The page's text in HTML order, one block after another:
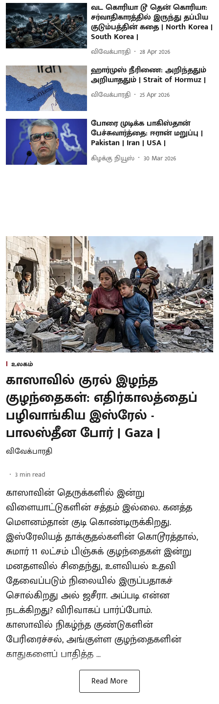
வட கொரியா டூ தென் கொரியா:
சர்வாதிகாரத்தில் இருந்து தப்பிய
குடும்பத்தின் கதை | North Korea |
South Korea |
விவேக்பாரதி 28 Apr 2026
ஹார்முஸ் நீரிணை: அறிந்ததும்
அறியாததும் | Strait of Hormuz |
விவேக்பாரதி 25 Apr 2026
போரை முடிக்க பாகிஸ்தான்
பேச்சுவார்த்தை: ஈரான் மறுப்பு |
Pakistan | Iran | USA |
கிழக்கு நியூஸ் 30 Mar 2026
உலகம்
காஸாவில் குரல் இழந்த
குழந்தைகள்: எதிர்காலத்தைப்
பழிவாங்கிய இஸ்ரேல் -
பாலஸ்தீன போர் | Gaza |
விவேக்பாரதி
3 min read
காஸாவின் தெருக்களில் இன்று
விளையாட்டுகளின் சத்தம் இல்லை. கனத்த
மௌனம்தான் குடி கொண்டிருக்கிறது.
இஸ்ரேலியத் தாக்குதல்களின் கொடூரத்தால்,
சுமார் 11 லட்சம் பிஞ்சுக் குழந்தைகள் இன்று
மனதளவில் சிதைந்து, உளவியல் உதவி
தேவைப்படும் நிலையில் இருப்பதாகச்
சொல்கிறது அல் ஜசீரா. அப்படி என்ன
நடக்கிறது? விரிவாகப் பார்ப்போம்.
காஸாவில் நிகழ்ந்த குண்டுகளின்
பேரிரைச்சல், அங்குள்ள குழந்தைகளின்
காதுகளைப் பாதித்த ...
Read More